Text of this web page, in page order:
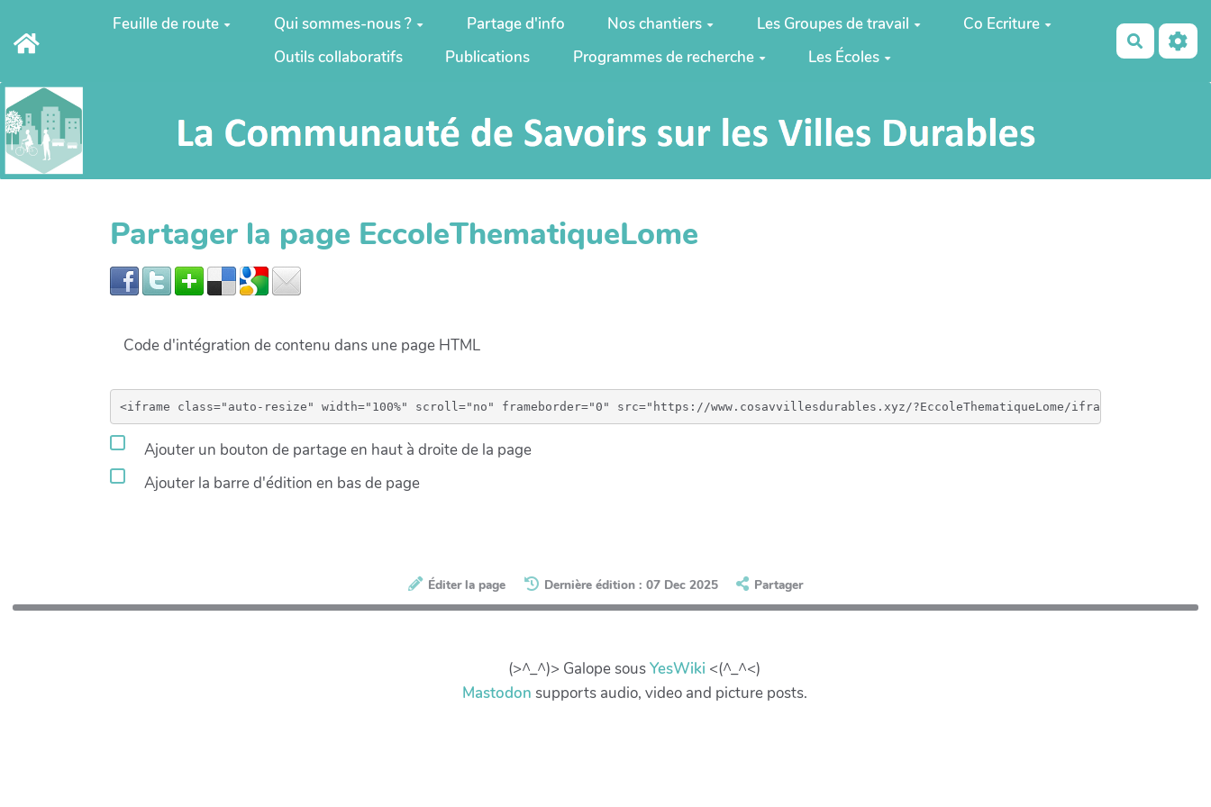
Aller au contenu principal
Feuille de route Qui sommes-nous ? Partage d'info Nos chantiers Les Groupes de travail
Co Ecriture
Outils collaboratifs
Publications Programmes de recherche Les Écoles
Partager la page EccoleThematiqueLome
Code d'intégration de contenu dans une page HTML
Ajouter un bouton de partage en haut à droite de la page
Ajouter la barre d'édition en bas de page
Éditer la page Dernière édition : 07 Dec 2025 Partager
(>^_^)> Galope sousYesWiki <(^_^<)
Mastodon supports audio, video and picture posts.